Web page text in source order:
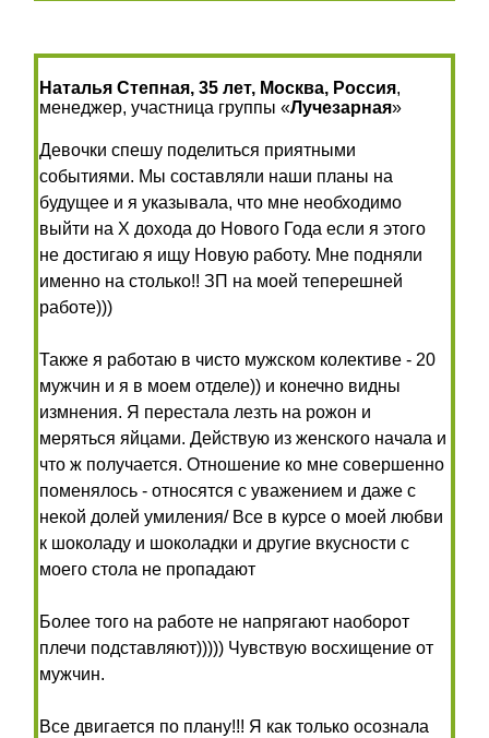
Наталья Степная, 35 лет, Москва, Россия,
менеджер, участница группы «Лучезарная»
Девочки спешу поделиться приятными
событиями. Мы составляли наши планы на
будущее и я указывала, что мне необходимо
выйти на Х дохода до Нового Года если я этого
не достигаю я ищу Новую работу. Мне подняли
именно на столько!! ЗП на моей теперешней
работе)))
Также я работаю в чисто мужском колективе - 20
мужчин и я в моем отделе)) и конечно видны
измнения. Я перестала лезть на рожон и
меряться яйцами. Действую из женского начала и
что ж получается. Отношение ко мне совершенно
поменялось - относятся с уважением и даже с
некой долей умиления/ Все в курсе о моей любви
к шоколаду и шоколадки и другие вкусности с
моего стола не пропадают
Более того на работе не напрягают наоборот
плечи подставляют))))) Чувствую восхищение от
мужчин.
Все двигается по плану!!! Я как только осознала